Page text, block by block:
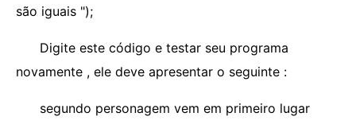
são iguais ");
Digite este código e testar seu programa
novamente , ele deve apresentar o seguinte :
segundo personagem vem em primeiro lugar